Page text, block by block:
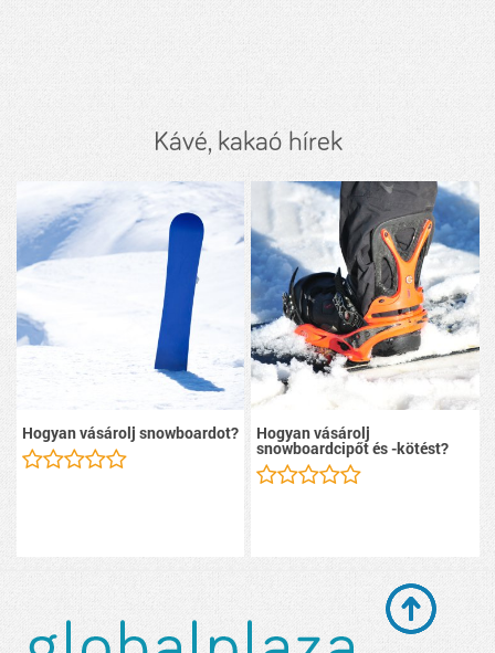
Kávé, kakaó hírek
Hogyan vásárolj snowboardot? Hogyan vásárolj
snowboardcipőt és -kötést?